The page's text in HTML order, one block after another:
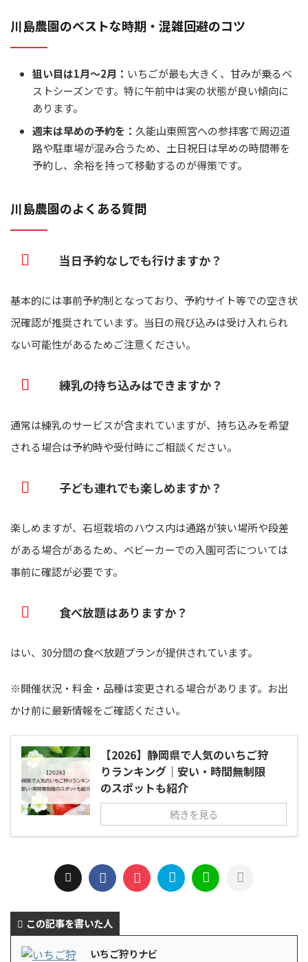
川島農園のベストな時期・混雑回避のコツ
狙い目は1月〜2月： いちごが最も大きく、甘みが乗るベ
ストシーズンです。特に午前中は実の状態が良い傾向に
あります。
週末は早めの予約を： 久能山東照宮への参拝客で周辺道
路や駐車場が混み合うため、土日祝日は早めの時間帯を
予約し、余裕を持って移動するのが得策です。
川島農園のよくある質問
当日予約なしでも行けますか？
基本的には事前予約制となっており、予約サイト等での空き状
況確認が推奨されています。当日の飛び込みは受け入れられ
ない可能性があるためご注意ください。
練乳の持ち込みはできますか？
通常は練乳のサービスが含まれていますが、持ち込みを希望
される場合は予約時や受付時にご相談ください。
子ども連れでも楽しめますか？
楽しめますが、石垣栽培のハウス内は通路が狭い場所や段差
がある場合があるため、ベビーカーでの入園可否については
事前に確認が必要です。
食べ放題はありますか？
はい、30分間の食べ放題プランが提供されています。
※開催状況・料金・品種は変更される場合があります。お出
かけ前に最新情報をご確認ください。
【2026】静岡県で人気のいちご狩
りランキング｜安い・時間無制限
のスポットも紹介
続きを見る
この記事を書いた人
いちご狩りナビ